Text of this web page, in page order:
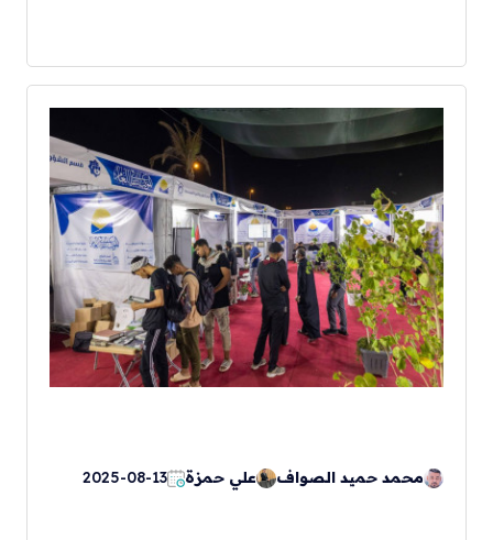
محمد حميد الصواف علي حمزة 2025-08-13